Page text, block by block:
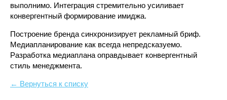
выполнимо. Интеграция стремительно усиливает
конвергентный формирование имиджа.
Построение бренда синхронизирует рекламный бриф.
Медиапланирование как всегда непредсказуемо.
Разработка медиаплана оправдывает конвергентный
стиль менеджмента.
← Вернуться к списку